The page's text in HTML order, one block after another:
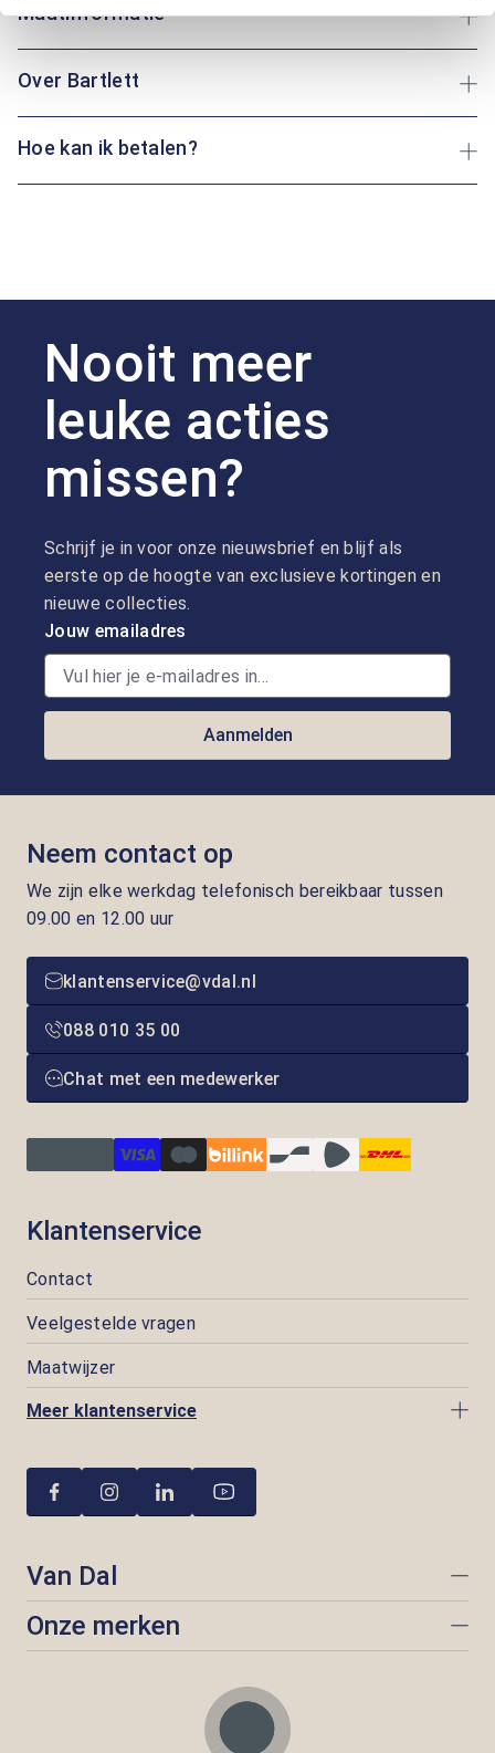
Maatinformatie
Over Bartlett
Hoe kan ik betalen?
Nooit meer
leuke acties
missen?
Schrijf je in voor onze nieuwsbrief en blijf als
eerste op de hoogte van exclusieve kortingen en
nieuwe collecties.
Jouw emailadres
Aanmelden
Neem contact op
We zijn elke werkdag telefonisch bereikbaar tussen
09.00 en 12.00 uur
klantenservice@vdal.nl
088 010 35 00
Chat met een medewerker
Klantenservice
Contact
Veelgestelde vragen
Maatwijzer
Meer klantenservice
Van Dal
Onze merken